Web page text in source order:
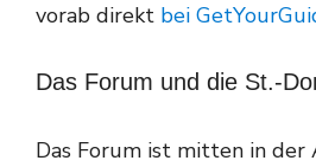
vorab direkt bei
Das Forum und die St.-
Das Forum ist mitten in